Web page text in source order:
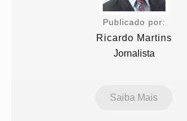
Publicado por:
Ricardo Martins
Jornalista
Saiba Mais